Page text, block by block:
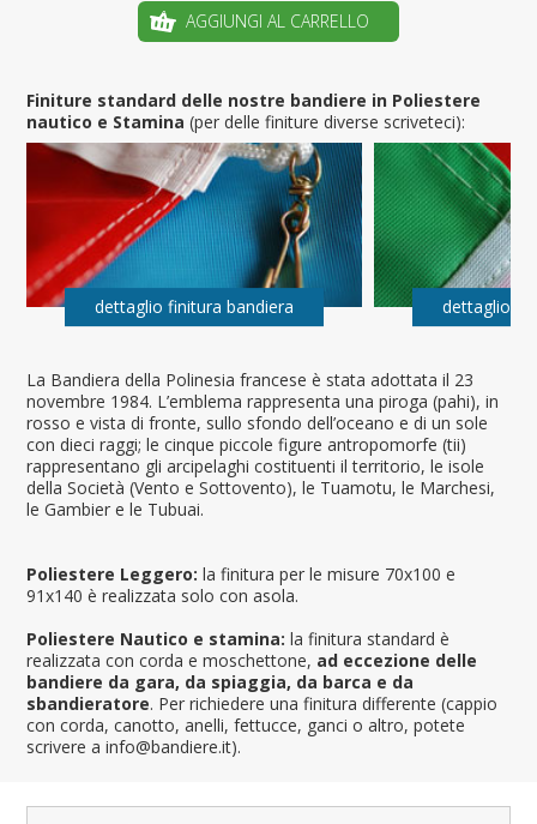
La Bandiera della Polinesia francese è stata adottata il 23
novembre 1984. L’emblema rappresenta una piroga (pahi), in
rosso e vista di fronte, sullo sfondo dell’oceano e di un sole
con dieci raggi; le cinque piccole figure antropomorfe (tii)
rappresentano gli arcipelaghi costituenti il territorio, le isole
della Società (Vento e Sottovento), le Tuamotu, le Marchesi,
le Gambier e le Tubuai.
Poliestere Leggero: la finitura per le misure 70x100 e
91x140 è realizzata solo con asola.
Poliestere Nautico e stamina: la finitura standard è
realizzata con corda e moschettone, ad eccezione delle
bandiere da gara, da spiaggia, da barca e da
sbandieratore. Per richiedere una finitura differente (cappio
con corda, canotto, anelli, fettucce, ganci o altro, potete
scrivere a info@bandiere.it).
AGGIUNGI AL CARRELLO
Finiture standard delle nostre bandiere in Poliestere
nautico e Stamina(per delle finiture diverse scriveteci):
dettaglio finitura bandiera dettaglio